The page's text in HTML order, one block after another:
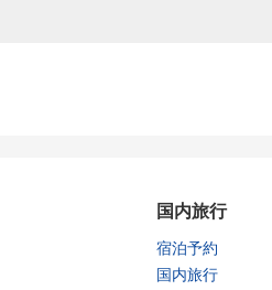
国内旅行
宿泊予約
国内旅行